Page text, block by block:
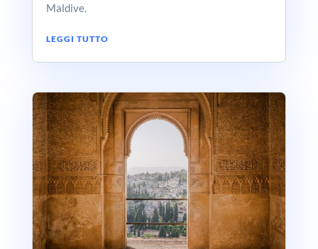
Maldive.
LEGGI TUTTO